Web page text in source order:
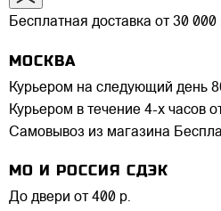
Бесплатная доставка от 30 000
МОСКВА
Курьером на следующий день
Курьером в течение 4-х часов
Самовывоз из магазина
МО И РОССИЯ СДЭК
До двери от 400 р.